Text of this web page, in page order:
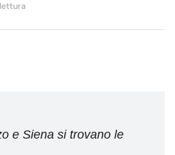
e Siena si trovano le